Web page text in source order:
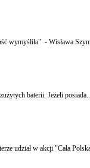
wymyśliła" - Wisława
baterii. Jeżeli
udział w akcji "Cała